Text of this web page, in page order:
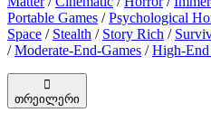
Portable Games /Psychological
Space / Stealth / Story Rich /
/Moderate-End-Games /High-End
თრეილერი